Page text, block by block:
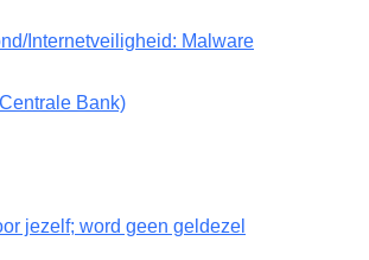
Internetveiligheid: Malware
Bank)
jezelf; word geen geldezel